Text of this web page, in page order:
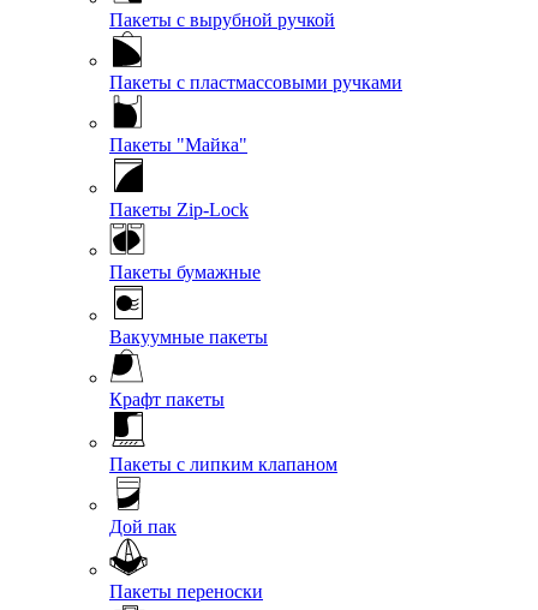
Пакеты с вырубной ручкой
Пакеты с пластмассовыми ручками
Пакеты "Майка"
Пакеты Zip-Lock
Пакеты бумажные
Вакуумные пакеты
Крафт пакеты
Пакеты с липким клапаном
Дой пак
Пакеты переноски